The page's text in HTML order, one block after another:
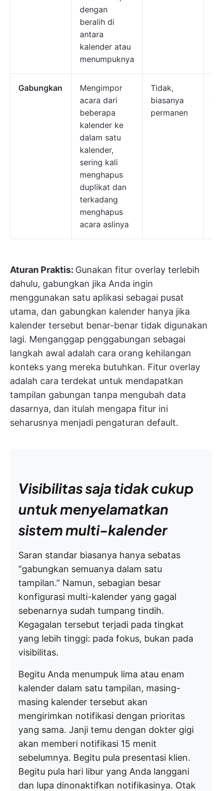
dengan
beralih di
antara
kalender atau
menumpuknya
Gabungkan
Mengimpor
acara dari
beberapa
kalender ke
dalam satu
kalender,
sering kali
menghapus
duplikat dan
terkadang
menghapus
acara aslinya
Tidak,
biasanya
permanen
Aturan Praktis: Gunakan fitur overlay terlebih
dahulu, gabungkan jika Anda ingin
menggunakan satu aplikasi sebagai pusat
utama, dan gabungkan kalender hanya jika
kalender tersebut benar-benar tidak digunakan
lagi. Menganggap penggabungan sebagai
langkah awal adalah cara orang kehilangan
konteks yang mereka butuhkan. Fitur overlay
adalah cara terdekat untuk mendapatkan
tampilan gabungan tanpa mengubah data
dasarnya, dan itulah mengapa fitur ini
seharusnya menjadi pengaturan default.
Visibilitas saja tidak cukup
untuk menyelamatkan
sistem multi-kalender
Saran standar biasanya hanya sebatas
“gabungkan semuanya dalam satu
tampilan.” Namun, sebagian besar
konfigurasi multi-kalender yang gagal
sebenarnya sudah tumpang tindih.
Kegagalan tersebut terjadi pada tingkat
yang lebih tinggi: pada fokus, bukan pada
visibilitas.
Begitu Anda menumpuk lima atau enam
kalender dalam satu tampilan, masing-
masing kalender tersebut akan
mengirimkan notifikasi dengan prioritas
yang sama. Janji temu dengan dokter gigi
akan memberi notifikasi 15 menit
sebelumnya. Begitu pula presentasi klien.
Begitu pula hari libur yang Anda langgani
dan lupa dinonaktifkan notifikasinya. Otak